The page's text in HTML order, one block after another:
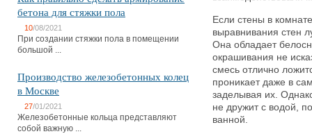
бетона для стяжки пола
10/08/2021
При создании стяжки пола в помещении
большой ...
Производство железобетонных колец
в Москве
27/01/2021
Железобетонные кольца представляют
собой важную ...
Если стены в
выравнивания стен
Она обладает
окрашивания не
смесь отлично
проникает даже в
заделывая их.
не дружит с водой,
ванной.